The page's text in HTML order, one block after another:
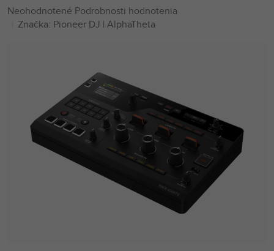
Priemerné
hodnotenie
hviezdičiek.
Neohodnotené Podrobnosti hodnotenia
Značka: Pioneer DJ | AlphaTheta